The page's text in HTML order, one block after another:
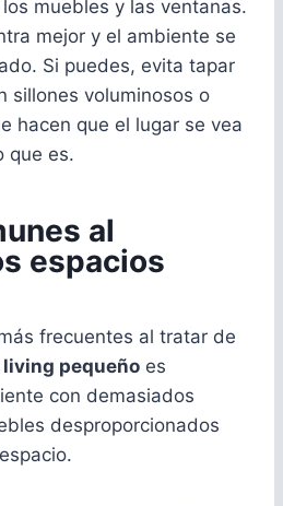
muebles y las ventanas.
mejor y el ambiente se
Si puedes, evita tapar
sillones voluminosos o
hacen que el lugar se vea
que es.
al
espacios
frecuentes al tratar de
pequeño es
con demasiados
desproporcionados